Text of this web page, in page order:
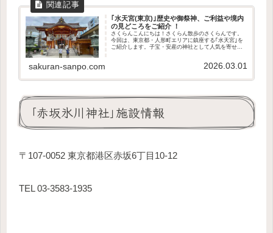
｢水天宮(東京)｣歴史や御祭神、ご利益や境内
の見どころをご紹介 ！
さくらんこんにちは！さくらん散歩のさくらんです。
今回は、東京都・人形町エリアに鎮座する｢水天宮｣を
ご紹介します。子宝・安産の神社として人気を寄せ、
sakuran-sanpo.com 2026.03.01
｢赤坂氷川神社｣施設情報
〒107-0052 東京都港区赤坂6丁目10-12
TEL 03-3583-1935